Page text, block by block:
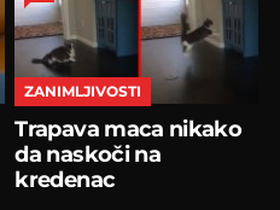
ZANIMLJIVOSTI
Trapava maca nikako
da naskoči na
kredenac